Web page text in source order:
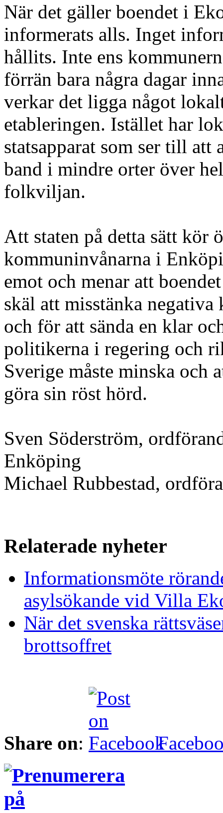
När det gäller boendet i
informerats alls. Inget
hållits. Inte ens
förrän bara några dagar
verkar det ligga något
etableringen. Istället har
statsapparat som ser till att
band i mindre orter över
folkviljan.
Att staten på detta sätt kör
kommuninvånarna i
emot och menar att
skäl att misstänka negativa
och för att sända en klar
politikerna i regering och
Sverige måste minska och
göra sin röst hörd.
Sven Söderström,
Enköping
Michael Rubbestad,
Relaterade nyheter
Informationsmöte
asylsökande vid Villa
När det svenska
brottsoffret
Share on: